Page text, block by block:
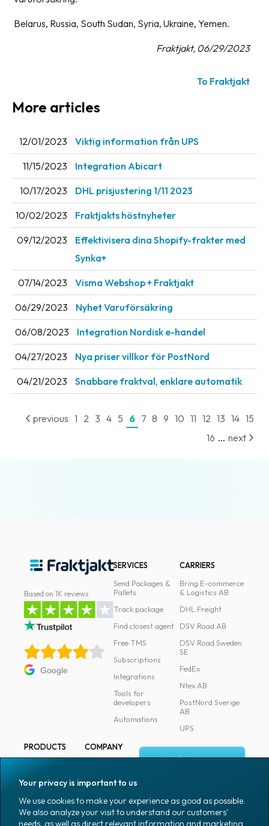
Belarus, Russia, South Sudan, Syria, Ukraine, Yemen.
Fraktjakt, 06/29/2023
To Fraktjakt
More articles
12/01/2023 Viktig information från UPS
11/15/2023 Integration Abicart
10/17/2023 DHL prisjustering 1/11 2023
10/02/2023 Fraktjakts höstnyheter
09/12/2023
Effektivisera dina Shopify-frakter med
Synka+
07/14/2023 Visma Webshop + Fraktjakt
06/29/2023 Nyhet Varuförsäkring
06/08/2023 Integration Nordisk e-handel
04/27/2023 Nya priser villkor för PostNord
04/21/2023 Snabbare fraktval, enklare automatik
previous 1 2 3 4 5 6 7 8 9 10 11 12 13 14 15
16 ... next
Based on 1K reviews
Google
SERVICES
Send Packages &
Pallets
Track package
Find closest agent
Free TMS
Subscriptions
Integrations
Tools for
developers
Automations
CARRIERS
Bring E-commerce
& Logistics AB
DHL Freight
DSV Road AB
DSV Road Sweden
SE
FedEx
Ntex AB
PostNord Sverige
AB
UPS
PRODUCTS
Marking
Packaging
Packaging
COMPANY
Media
Coworkers
Log in
Sign up
Your privacy is important to us
We use cookies to make your experience as good as possible.
We also analyze your visit to understand our customers'
needs, as well as direct relevant information and marketing